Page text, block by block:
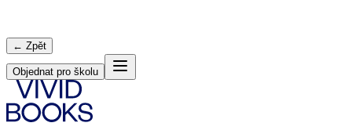
← Zpět
Objednat pro školu